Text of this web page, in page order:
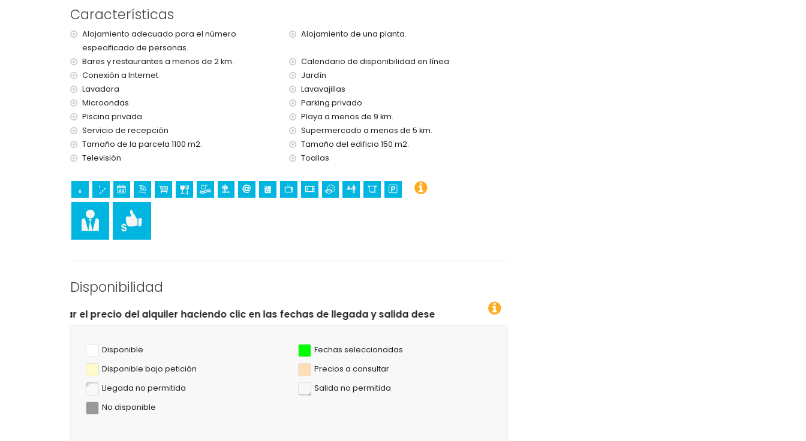
servicio de recepción
Instalaciones y servicios con suplemento de precio
ropa de cama y toallas
cama infantil/cuna (bajo petición)
Características
Alojamiento adecuado para el número
especificado de personas.
Alojamiento de una planta.
Bares y restaurantes a menos de 2 km.
Calendario de disponibilidad en línea
Conexión a Internet
Jardín
Lavadora
Lavavajillas
Microondas
Parking privado
Piscina privada
Playa a menos de 9 km.
Servicio de recepción
Supermercado a menos de 5 km.
Tamaño de la parcela 1100 m2.
Tamaño del edificio 150 m2.
Televisión
Toallas
Disponibilidad
del alquiler haciendo clic en las fechas de llegada y salida deseadas!
Disponible
Fechas seleccionadas
Disponible bajo petición
Precios a consultar
Llegada no permitida
Salida no permitida
No disponible